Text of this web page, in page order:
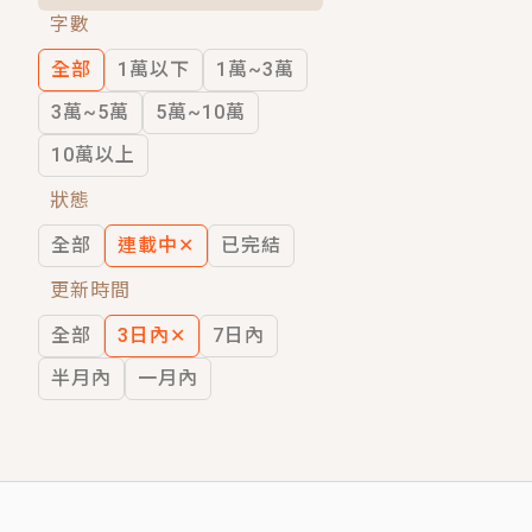
穿越｜《穿越遠古後成了野人娘子》你
字數
全部
1萬以下
1萬~3萬
3萬~5萬
5萬~10萬
10萬以上
狀態
全部
連載中 ✕
已完結
更新時間
全部
3日內 ✕
7日內
半月內
一月內